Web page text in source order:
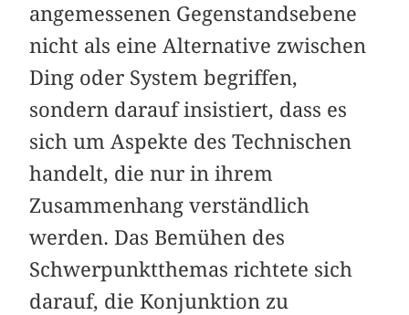
angemessenen Gegenstandsebene
nicht als eine Alternative zwischen
Ding oder System begriffen,
sondern darauf insistiert, dass es
sich um Aspekte des Technischen
handelt, die nur in ihrem
Zusammenhang verständlich
werden. Das Bemühen des
Schwerpunktthemas richtete sich
darauf, die Konjunktion zu